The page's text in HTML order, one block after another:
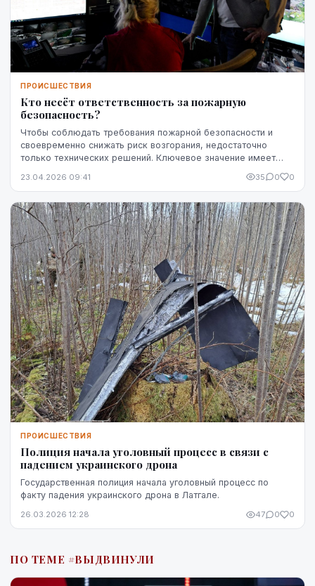
ПРОИСШЕСТВИЯ
Кто несёт ответственность за пожарную
безопасность?
Чтобы соблюдать требования пожарной безопасности и
своевременно снижать риск возгорания, недостаточно
только технических решений. Ключевое значение имеет
23.04.2026 09:41 35 0 0
ПРОИСШЕСТВИЯ
Полиция начала уголовный процесс в связи с
падением украинского дрона
Государственная полиция начала уголовный процесс по
факту падения украинского дрона в Латгале.
26.03.2026 12:28 47 0 0
ПО ТЕМЕ #ВЫДВИНУЛИ